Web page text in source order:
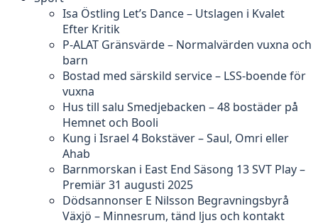
Isa Östling Let’s Dance – Utslagen i Kvalet
Efter Kritik
P-ALAT Gränsvärde – Normalvärden vuxna och
barn
Bostad med särskild service – LSS-boende för
vuxna
Hus till salu Smedjebacken – 48 bostäder på
Hemnet och Booli
Kung i Israel 4 Bokstäver – Saul, Omri eller
Ahab
Barnmorskan i East End Säsong 13 SVT Play –
Premiär 31 augusti 2025
Dödsannonser E Nilsson Begravningsbyrå
Växjö – Minnesrum, tänd ljus och kontakt